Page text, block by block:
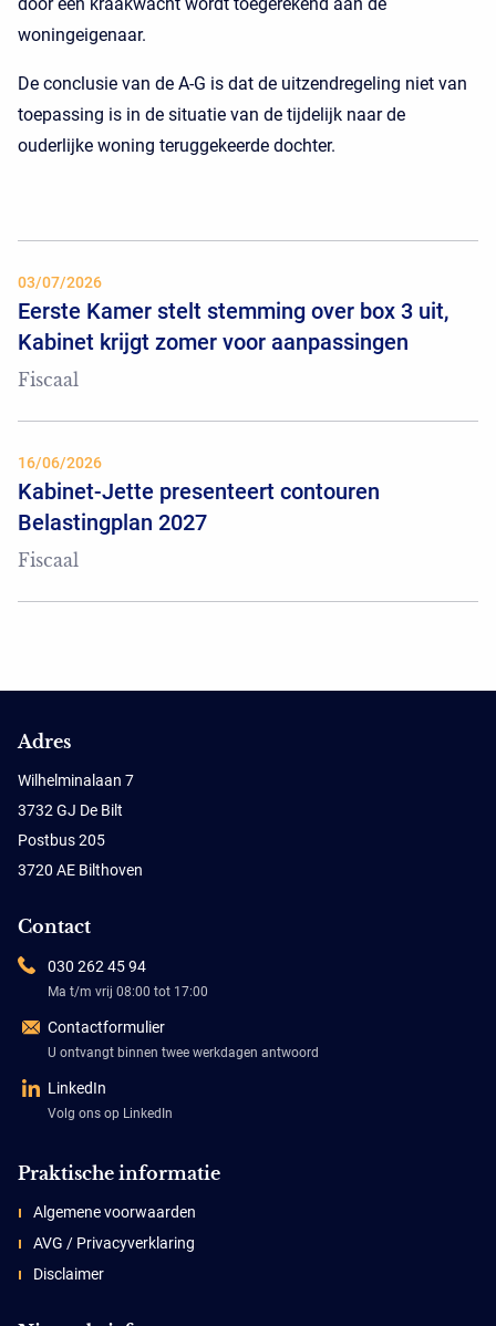
woningeigenaar.
De conclusie van de A-G is dat de uitzendregeling niet van
toepassing is in de situatie van de tijdelijk naar de
ouderlijke woning teruggekeerde dochter.
03/07/2026
Eerste Kamer stelt stemming over box 3 uit,
Kabinet krijgt zomer voor aanpassingen
Fiscaal
16/06/2026
Kabinet-Jette presenteert contouren
Belastingplan 2027
Fiscaal
Adres
Wilhelminalaan 7
3732 GJ De Bilt
Postbus 205
3720 AE Bilthoven
Contact
030 262 45 94
Ma t/m vrij 08:00 tot 17:00
Contactformulier
U ontvangt binnen twee werkdagen antwoord
LinkedIn
Volg ons op LinkedIn
Praktische informatie
Algemene voorwaarden
AVG / Privacyverklaring
Disclaimer